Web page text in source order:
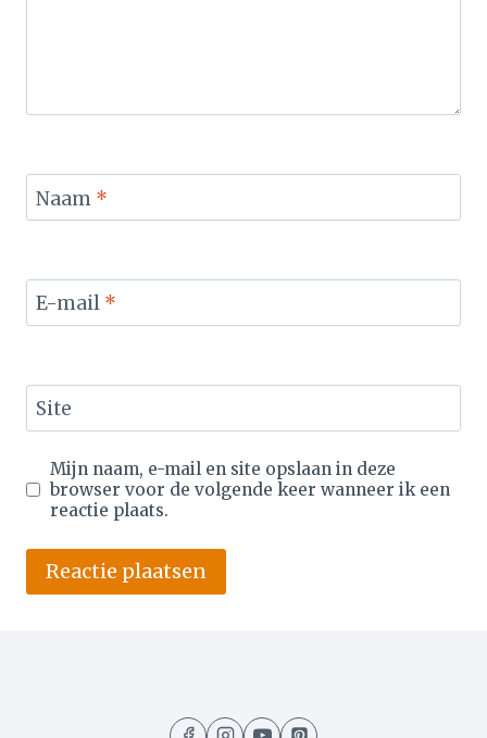
Naam *
E-mail *
Site
Mijn naam, e-mail en site opslaan in deze
browser voor de volgende keer wanneer ik een
reactie plaats.